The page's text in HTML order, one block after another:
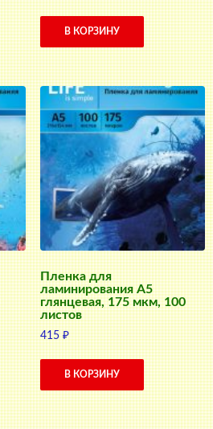
В КОРЗИНУ
Пленка для
ламинирования А5
глянцевая, 175 мкм, 100
листов
415₽
В КОРЗИНУ